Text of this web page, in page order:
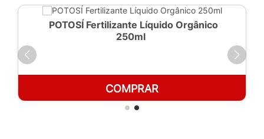
POTOSÍ Fertilizante Líquido Orgânico
250ml
COMPRAR